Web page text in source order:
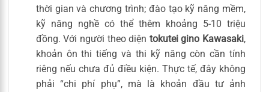
thời gian và chương trình; đào tạo kỹ năng mềm,
kỹ năng nghề có thể thêm khoảng 5-10 triệu
đồng. Với người theo diện tokutei gino Kawasaki,
khoản ôn thi tiếng và thi kỹ năng còn cần tính
riêng nếu chưa đủ điều kiện. Thực tế, đây không
phải “chi phí phụ”, mà là khoản đầu tư ảnh